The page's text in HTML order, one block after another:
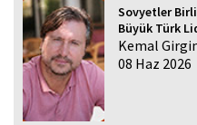
Sovyetler
Büyük Türk
Kemal
08 Haz 2026